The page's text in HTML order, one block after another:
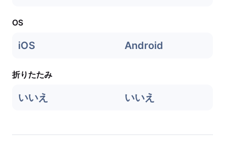
OS
iOS Android
折りたたみ
いいえ いいえ